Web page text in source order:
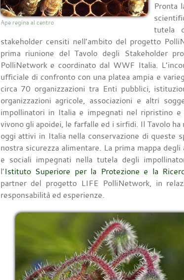
Ape regina al centro
Pronta
tutela
stakeholder censiti nell’ambito del progetto
prima riunione del Tavolo degli Stakeholder
PolliNetwork e coordinato dal WWF Italia.
ufficiale di confronto con una platea ampia e
circa 70 organizzazioni tra Enti pubblici,
organizzazioni agricole, associazioni e altri
impollinatori in Italia e impegnati nel ripristino
vivono gli apoidei, le farfalle ed i sirfidi. Il Tavolo
oggi attivi in Italia nella conservazione di queste
nostra sicurezza alimentare. La prima mappa
e sociali impegnati nella tutela degli
l’Istituto Superiore per la Protezione e la
partner del progetto LIFE PolliNetwork, in
responsabilità ed esperienze.